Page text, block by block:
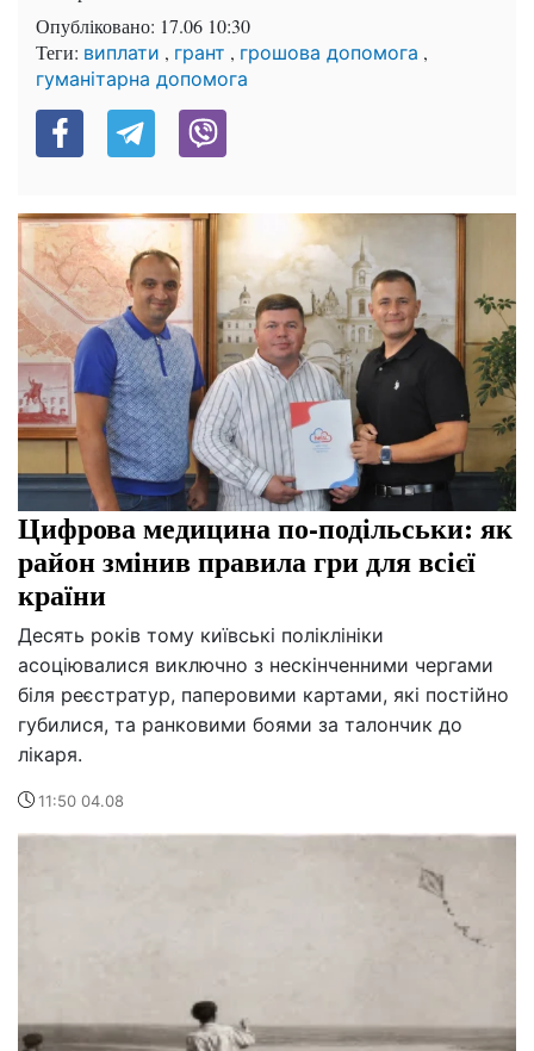
Опубліковано: 17.06 10:30
Теги: виплати , грант , грошова допомога ,
гуманітарна допомога
Цифрова медицина по-подільськи: як
район змінив правила гри для всієї
країни
Десять років тому київські поліклініки
асоціювалися виключно з нескінченними чергами
біля реєстратур, паперовими картами, які постійно
губилися, та ранковими боями за талончик до
лікаря.
11:50 04.08